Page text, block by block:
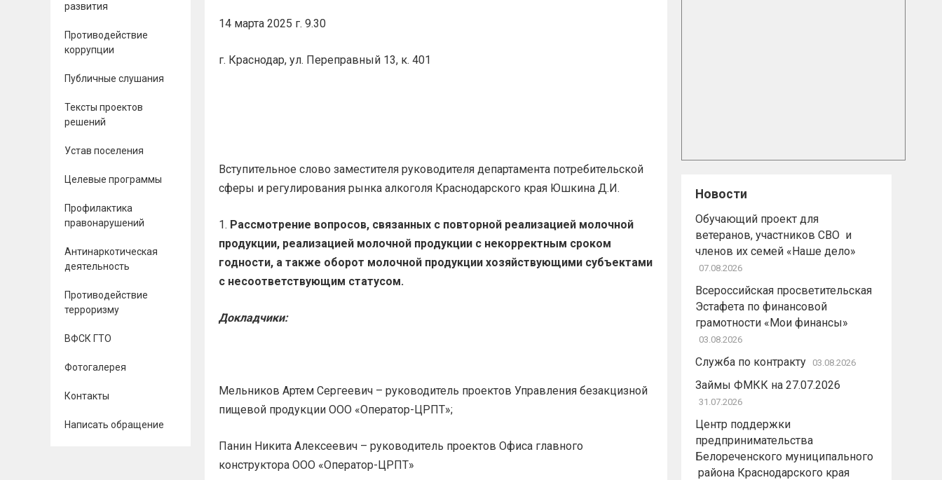
развития
Противодействие
коррупции
Публичные слушания
Тексты проектов
решений
Устав поселения
Целевые программы
Профилактика
правонарушений
Антинаркотическая
деятельность
Противодействие
терроризму
ВФСК ГТО
Фотогалерея
Контакты
Написать обращение
14 марта 2025 г. 9.30
г. Краснодар, ул. Переправный 13, к. 401
Вступительное слово заместителя руководителя департамента потребительской
сферы и регулирования рынка алкоголя Краснодарского края Юшкина Д.И.
Рассмотрение вопросов, связанных с повторной реализацией молочной
продукции, реализацией молочной продукции с некорректным сроком
годности, а также оборот молочной продукции хозяйствующими субъектами
с несоответствующим статусом.
Докладчики:
Мельников Артем Сергеевич – руководитель проектов Управления безакцизной
пищевой продукции ООО «Оператор-ЦРПТ»;
Панин Никита Алексеевич – руководитель проектов Офиса главного
конструктора ООО «Оператор-ЦРПТ»
Новости
Обучающий проект для
ветеранов, участников СВО и
членов их семей «Наше дело»
07.08.2026
Всероссийская просветительская
Эстафета по финансовой
грамотности «Мои финансы»
03.08.2026
Служба по контракту 03.08.2026
Займы ФМКК на 27.07.2026
31.07.2026
Центр поддержки
предпринимательства
Белореченского муниципального
района Краснодарского края